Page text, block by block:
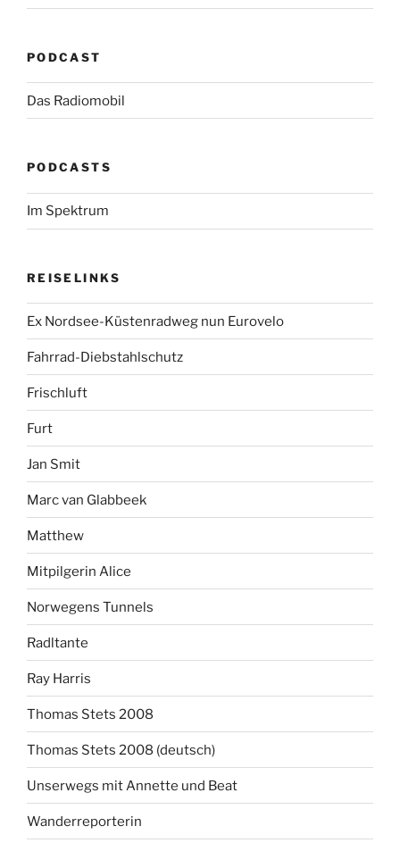
PODCAST
Das Radiomobil
PODCASTS
Im Spektrum
REISELINKS
Ex Nordsee-Küstenradweg nun Eurovelo
Fahrrad-Diebstahlschutz
Frischluft
Furt
Jan Smit
Marc van Glabbeek
Matthew
Mitpilgerin Alice
Norwegens Tunnels
Radltante
Ray Harris
Thomas Stets 2008
Thomas Stets 2008 (deutsch)
Unserwegs mit Annette und Beat
Wanderreporterin